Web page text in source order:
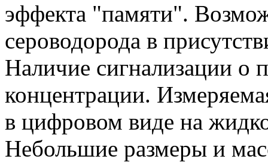
эффекта "памяти".
сероводорода в
Наличие сигнализации о
концентрации.
в цифровом виде на
Небольшие размеры и